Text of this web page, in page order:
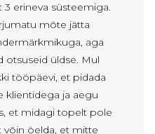
erineva süsteemiga.
mõte jätta
aga
otsuseid üldse. Mul
tööpäevi, et pidada
klientidega ja aegu
et midagi topelt pole
võin öelda, et mitte